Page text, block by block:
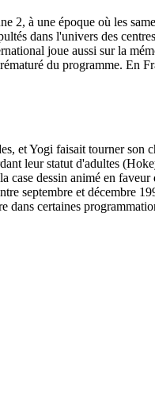
à une époque où les
dans l'univers des
joue aussi sur la
du programme. En
et Yogi faisait tourner son
leur statut d'adultes
dessin animé en
septembre et décembre
dans certaines